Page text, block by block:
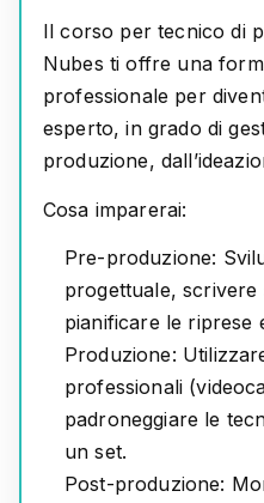
Il corso pertecnico di
Nubes ti offre una
professionale per
esperto, in grado di
produzione,
Cosa imparerai:
Pre-produzione:
progettuale, scrivere
pianificare le riprese
Produzione:
professionali
padroneggiare le
un set.
Post-produzione: